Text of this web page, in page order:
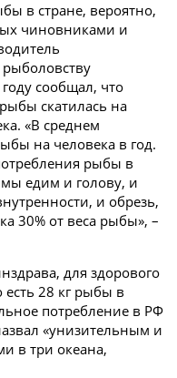
в стране, вероятно,
чиновниками и
сообщал, что
скатилась на
«В среднем
на человека в год.
рыбы в
мы едим и голову, и
и обрезь,
30% от веса рыбы», –
для здорового
28 кг рыбы в
потребление в РФ
«унизительным и
в три океана,